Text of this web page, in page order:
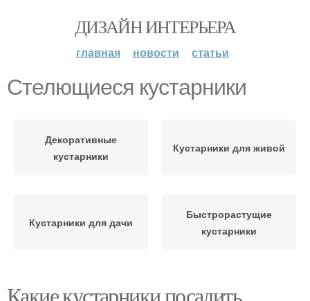
ДИЗАЙН ИНТЕРЬЕРА
главная новости статьи
Стелющиеся кустарники
Декоративные
кустарники
Кустарники для живой
Кустарники для дачи
Быстрорастущие
кустарники